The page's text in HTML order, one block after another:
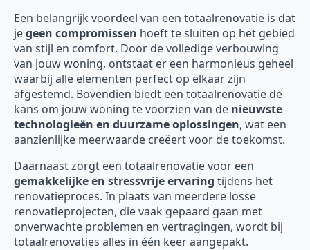
Een belangrijk voordeel van een totaalrenovatie is dat
jegeen compromissen hoeft te sluiten op het gebied
van stijl en comfort. Door de volledige verbouwing
van jouw woning, ontstaat er een harmonieus geheel
waarbij alle elementen perfect op elkaar zijn
afgestemd. Bovendien biedt een totaalrenovatie de
kans om jouw woning te voorzien van de nieuwste
technologieën en duurzame oplossingen, wat een
aanzienlijke meerwaarde creëert voor de toekomst.
Daarnaast zorgt een totaalrenovatie voor een
gemakkelijke en stressvrije ervaring tijdens het
renovatieproces. In plaats van meerdere losse
renovatieprojecten, die vaak gepaard gaan met
onverwachte problemen en vertragingen, wordt bij
totaalrenovaties alles in één keer aangepakt.